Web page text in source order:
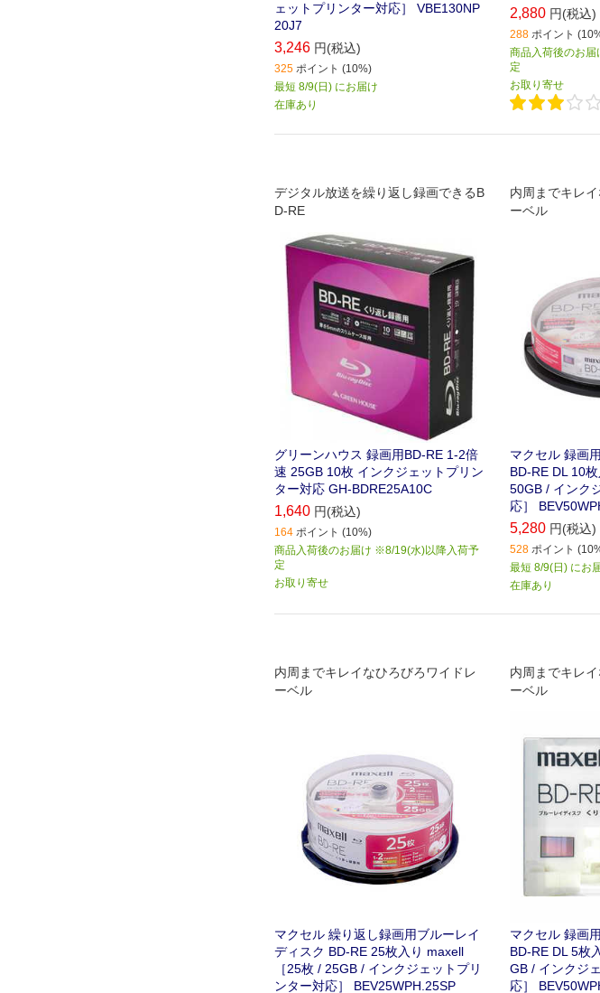
ェットプリンター対応］ VBE130NP
20J7
3,246 円(税込)
325 ポイント (10%)
最短 8/9(日) にお届け
在庫あり
2,880 円(税込)
288 ポイント
商品入荷後のお
定
お取り寄せ
デジタル放送を繰り返し録画できるB
D-RE
グリーンハウス 録画用BD-RE 1-2倍
速 25GB 10枚 インクジェットプリン
ター対応 GH-BDRE25A10C
1,640 円(税込)
164 ポイント (10%)
商品入荷後のお届け ※8/19(水)以降入荷予
定
お取り寄せ
内周までキレ
ーベル
マクセル 録画
BD-RE DL 10
50GB / インク
応］
5,280 円(税込)
528 ポイント
最短 8/9(日) にお
在庫あり
内周までキレイなひろびろワイドレ
ーベル
マクセル 繰り返し録画用ブルーレイ
ディスク BD-RE 25枚入り maxell
［25枚 / 25GB / インクジェットプリ
ンター対応］ BEV25WPH.25SP
内周までキレ
ーベル
マクセル 録画
BD-RE DL 5枚
GB / インクジ
応］